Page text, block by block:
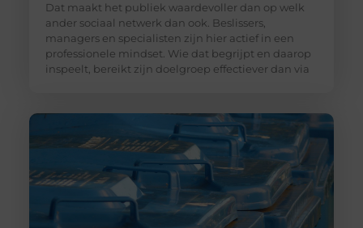
Dat maakt het publiek waardevoller dan op welk
ander sociaal netwerk dan ook. Beslissers,
managers en specialisten zijn hier actief in een
professionele mindset. Wie dat begrijpt en daarop
inspeelt, bereikt zijn doelgroep effectiever dan via